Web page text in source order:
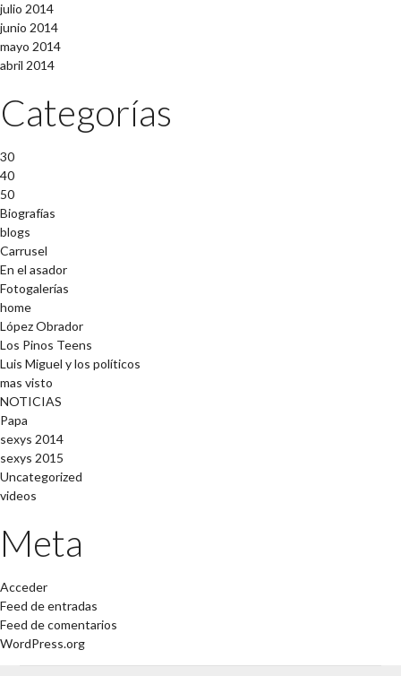
julio 2014
junio 2014
mayo 2014
abril 2014
Categorías
30
40
50
Biografías
blogs
Carrusel
En el asador
Fotogalerías
home
López Obrador
Los Pinos Teens
Luis Miguel y los políticos
mas visto
NOTICIAS
Papa
sexys 2014
sexys 2015
Uncategorized
videos
Meta
Acceder
Feed de entradas
Feed de comentarios
WordPress.org